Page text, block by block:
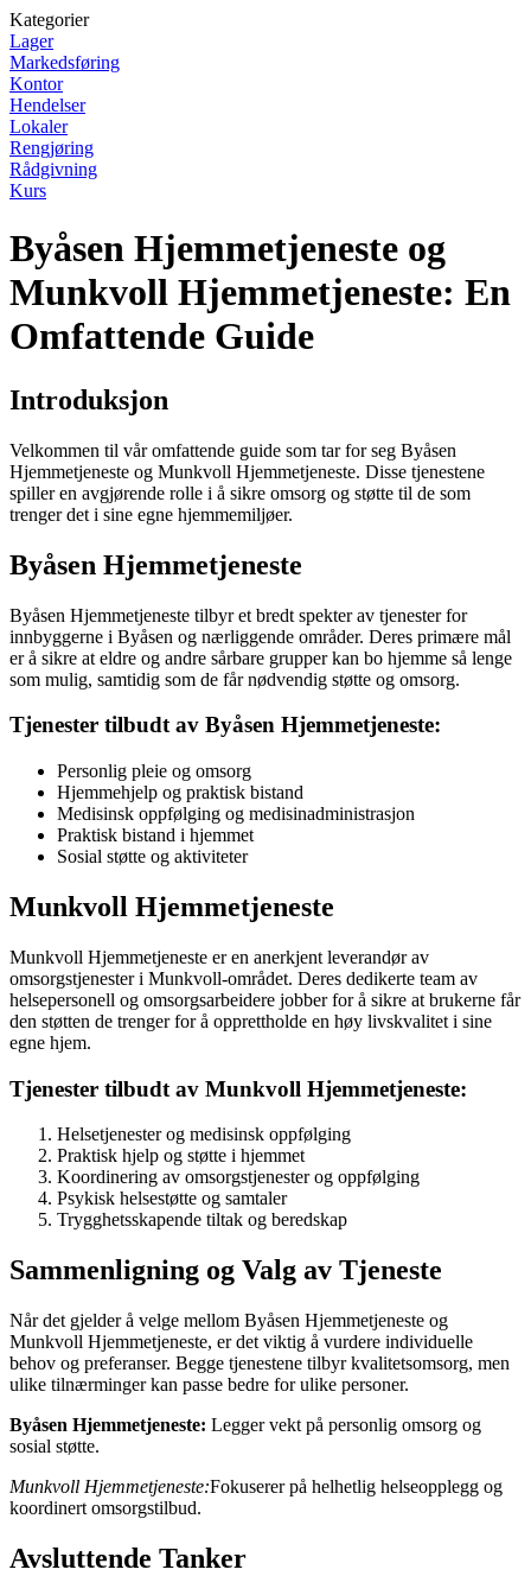
Kategorier
Lager
Markedsføring
Kontor
Hendelser
Lokaler
Rengjøring
Rådgivning
Kurs
Byåsen Hjemmetjeneste og
Munkvoll Hjemmetjeneste: En
Omfattende Guide
Introduksjon
Velkommen til vår omfattende guide som tar for seg Byåsen
Hjemmetjeneste og Munkvoll Hjemmetjeneste. Disse tjenestene
spiller en avgjørende rolle i å sikre omsorg og støtte til de som
trenger det i sine egne hjemmemiljøer.
Byåsen Hjemmetjeneste
Byåsen Hjemmetjeneste tilbyr et bredt spekter av tjenester for
innbyggerne i Byåsen og nærliggende områder. Deres primære mål
er å sikre at eldre og andre sårbare grupper kan bo hjemme så lenge
som mulig, samtidig som de får nødvendig støtte og omsorg.
Tjenester tilbudt av Byåsen Hjemmetjeneste:
Personlig pleie og omsorg
Hjemmehjelp og praktisk bistand
Medisinsk oppfølging og medisinadministrasjon
Praktisk bistand i hjemmet
Sosial støtte og aktiviteter
Munkvoll Hjemmetjeneste
Munkvoll Hjemmetjeneste er en anerkjent leverandør av
omsorgstjenester i Munkvoll-området. Deres dedikerte team av
helsepersonell og omsorgsarbeidere jobber for å sikre at brukerne får
den støtten de trenger for å opprettholde en høy livskvalitet i sine
egne hjem.
Tjenester tilbudt av Munkvoll Hjemmetjeneste:
Helsetjenester og medisinsk oppfølging
Praktisk hjelp og støtte i hjemmet
Koordinering av omsorgstjenester og oppfølging
Psykisk helsestøtte og samtaler
Trygghetsskapende tiltak og beredskap
Sammenligning og Valg av Tjeneste
Når det gjelder å velge mellom Byåsen Hjemmetjeneste og
Munkvoll Hjemmetjeneste, er det viktig å vurdere individuelle
behov og preferanser. Begge tjenestene tilbyr kvalitetsomsorg, men
ulike tilnærminger kan passe bedre for ulike personer.
Byåsen Hjemmetjeneste: Legger vekt på personlig omsorg og
sosial støtte.
Munkvoll Hjemmetjeneste:Fokuserer på helhetlig helseopplegg og
koordinert omsorgstilbud.
Avsluttende Tanker